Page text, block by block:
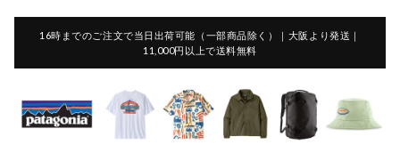
16時までのご注文で当日出荷可能（一部商品除く）｜大阪より発送｜
11,000円以上で送料無料